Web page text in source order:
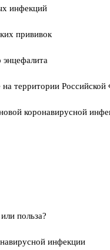
инфекций
прививок
территории
коронавирусной
польза?
инфекции